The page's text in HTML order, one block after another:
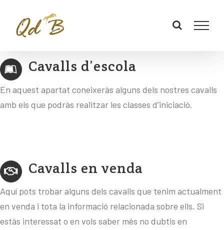
Cavalls d’escola
En aquest apartat coneixeràs alguns dels nostres cavalls
amb els que podràs realitzar les classes d’iniciació.
Cavalls en venda
Aquí pots trobar alguns dels cavalls que tenim actualment
en venda i tota la informació relacionada sobre ells. Si
estàs interessat o en vols saber més no dubtis en